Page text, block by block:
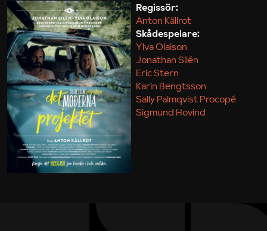
Maja Kekonius
Regissör:
Anton Källrot
Skådespelare:
Ylva Olaison
Jonathan Silén
Eric Stern
Karin Bengtsson
Sally Palmqvist Procopé
Sigmund Hovind